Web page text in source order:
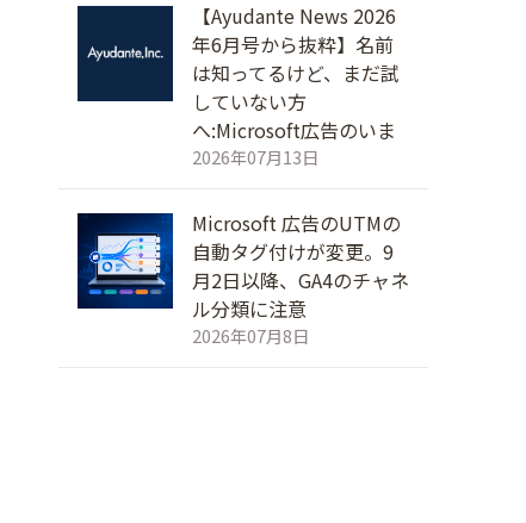
【Ayudante News 2026
年6月号から抜粋】名前
は知ってるけど、まだ試
していない方
へ:Microsoft広告のいま
2026年07月13日
Microsoft 広告のUTMの
自動タグ付けが変更。9
月2日以降、GA4のチャネ
ル分類に注意
2026年07月8日